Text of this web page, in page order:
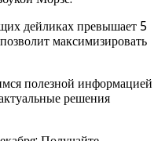
дейликах превышает 5
максимизировать
полезной информацией
решения